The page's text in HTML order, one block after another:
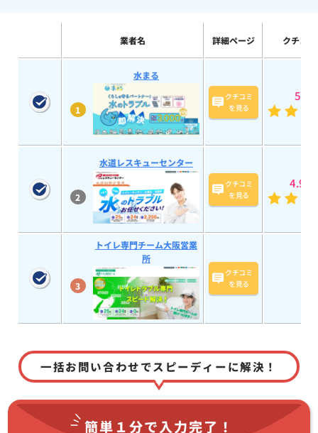
業者名 詳細ページ クチコ
1
水まる
クチコミ
を見る
5
2
水道レスキューセンター
クチコミ
を見る
4.9
3
トイレ専門チーム大阪営業
所
クチコミ
を見る
一括お問い合わせでスピーディーに解決！
簡単１分で入力完了！